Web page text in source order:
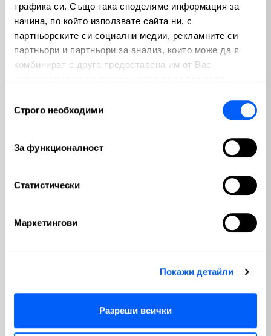
трафика си. Също така споделяме информация за
начина, по който използвате сайта ни, с
партньорските си социални медии, рекламните си
партньори и партньори за анализ, които може да я
комбинират с друга предоставена им от Вас
наСтрого необходими
За функционалност
Статистически
Маркетингови
Покажи детайли
Разреши всички
Ключови Форекс фактори, които
движат валутните пазари
Валентин Апостолов
избегнем финансови измами
Видове инфлация: Какво
Как да печелим пари от телефона си
(Реални и легитимни методи)